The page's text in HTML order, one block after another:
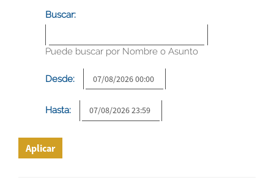
Buscar:
Puede buscar por Nombre o Asunto
Desde:
Hasta:
Aplicar